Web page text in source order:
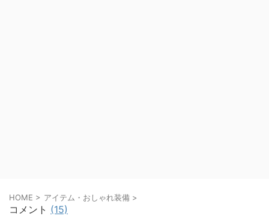
HOME > アイテム・おしゃれ装備 >
コメント (15)